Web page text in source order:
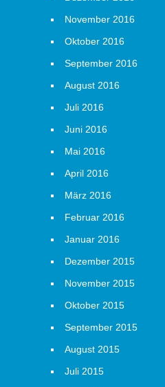
November 2016
Oktober 2016
September 2016
August 2016
Juli 2016
Juni 2016
Mai 2016
April 2016
März 2016
Februar 2016
Januar 2016
Dezember 2015
November 2015
Oktober 2015
September 2015
August 2015
Juli 2015